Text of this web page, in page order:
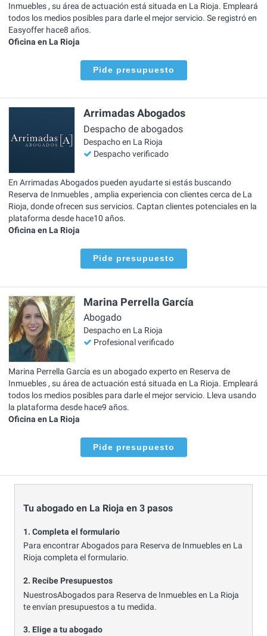
Inmuebles , su área de actuación está situada en La Rioja. Empleará
todos los medios posibles para darle el mejor servicio. Se registró en
Easyoffer hace8 años.
Oficina en La Rioja
Pide presupuesto
Arrimadas Abogados
Despacho de abogados
Despacho en La Rioja
Despacho verificado
En Arrimadas Abogados pueden ayudarte si estás buscando
Reserva de Inmuebles , amplia experiencia con clientes cerca de La
Rioja, donde ofrecen sus servicios. Captan clientes potenciales en la
plataforma desde hace10 años.
Oficina en La Rioja
Pide presupuesto
Marina Perrella García
Abogado
Despacho en La Rioja
Profesional verificado
Marina Perrella García es un abogado experto en Reserva de
Inmuebles , su área de actuación está situada en La Rioja. Empleará
todos los medios posibles para darle el mejor servicio. Lleva usando
la plataforma desde hace9 años.
Oficina en La Rioja
Pide presupuesto
Tu abogado en La Rioja en 3 pasos
1. Completa el formulario
Para encontrar Abogados para Reserva de Inmuebles en La
Rioja completa el formulario.
2. Recibe Presupuestos
NuestrosAbogados para Reserva de Inmuebles en La Rioja
te envían presupuestos a tu medida.
3. Elige a tu abogado